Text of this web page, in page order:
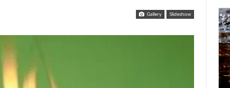
Gallery Slideshow